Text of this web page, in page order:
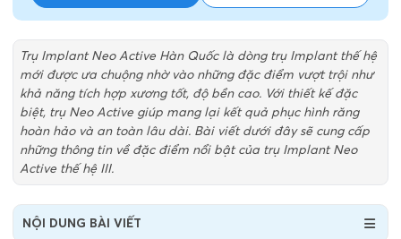
Trụ Implant Neo Active Hàn Quốc là dòng trụ Implant thế hệ
mới được ưa chuộng nhờ vào những đặc điểm vượt trội như
khả năng tích hợp xương tốt, độ bền cao. Với thiết kế đặc
biệt, trụ Neo Active giúp mang lại kết quả phục hình răng
hoàn hảo và an toàn lâu dài. Bài viết dưới đây sẽ cung cấp
những thông tin về đặc điểm nổi bật của trụ Implant Neo
Active thế hệ III.
NỘI DUNG BÀI VIẾT